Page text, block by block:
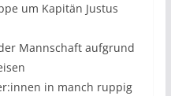
um Kapitän Justus
Mannschaft aufgrund
in manch ruppig